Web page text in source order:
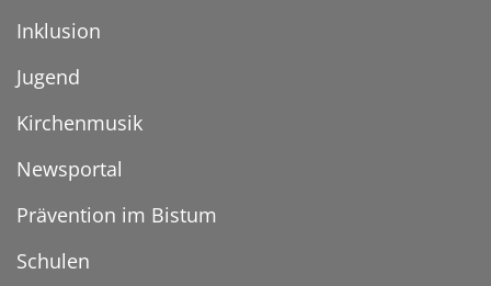
Inklusion
Jugend
Kirchenmusik
Newsportal
Prävention im Bistum
Schulen